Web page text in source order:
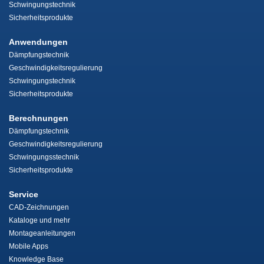
Schwingungstechnik
Sicherheitsprodukte
Anwendungen
Dämpfungstechnik
Geschwindigkeitsregulierung
Schwingungstechnik
Sicherheitsprodukte
Berechnungen
Dämpfungstechnik
Geschwindigkeitsregulierung
Schwingungsstechnik
Sicherheitsprodukte
Service
CAD-Zeichnungen
Kataloge und mehr
Montageanleitungen
Mobile Apps
Knowledge Base